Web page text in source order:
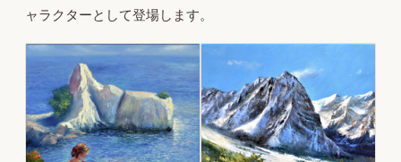
ャラクターとして登場します。